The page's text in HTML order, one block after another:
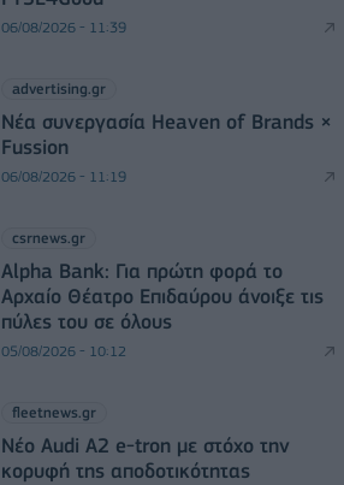
06/08/2026 - 11:39
advertising.gr
Νέα συνεργασία Heaven of Brands ×
Fussion
06/08/2026 - 11:19
csrnews.gr
Alpha Bank: Για πρώτη φορά το
Αρχαίο Θέατρο Επιδαύρου άνοιξε τις
πύλες του σε όλους
05/08/2026 - 10:12
fleetnews.gr
Νέο Audi A2 e-tron με στόχο την
κορυφή της αποδοτικότητας